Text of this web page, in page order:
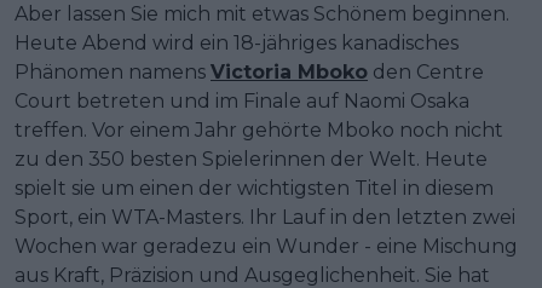
Aber lassen Sie mich mit etwas Schönem beginnen.
Heute Abend wird ein 18-jähriges kanadisches
Phänomen namens Victoria Mboko den Centre
Court betreten und im Finale auf Naomi Osaka
treffen. Vor einem Jahr gehörte Mboko noch nicht
zu den 350 besten Spielerinnen der Welt. Heute
spielt sie um einen der wichtigsten Titel in diesem
Sport, ein WTA-Masters. Ihr Lauf in den letzten zwei
Wochen war geradezu ein Wunder - eine Mischung
aus Kraft, Präzision und Ausgeglichenheit. Sie hat